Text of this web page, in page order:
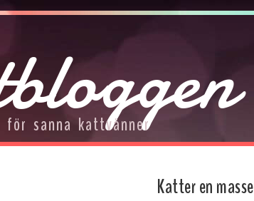
för sanna kattvänner
Katter en masse